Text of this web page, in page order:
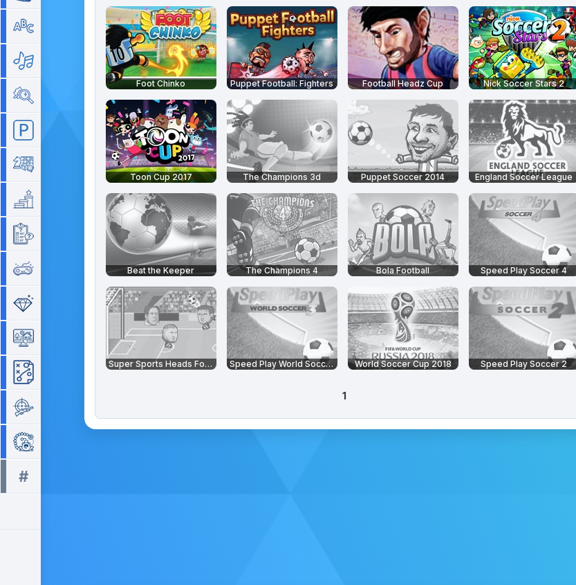
#
Foot Chinko Puppet Football: Fighters Football Headz Cup Nick Soccer Stars 2
Toon Cup 2017 The Champions 3d Puppet Soccer 2014 England Soccer League
Beat the Keeper The Champions 4 Bola Football Speed Play Soccer 4
Super Sports Heads Football Speed Play World Soccer 3 World Soccer Cup 2018 Speed Play Soccer 2
1